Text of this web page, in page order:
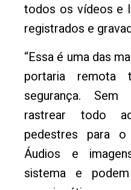
todos os vídeos e
registrados e
“Essa é uma das
portaria
segurança.
rastrear todo
pedestres para
Áudios e
sistema e